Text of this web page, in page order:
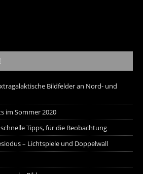
Bildfelder an Nord- und
im Sommer 2020
Tipps, für die Beobachtung
– Lichtspiele und Doppelwall